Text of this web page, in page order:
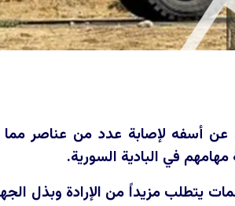
أسفه لإصابة عدد من عناصر مما
مهامهم في البادية السورية.
يتطلب مزيداً من الإرادة وبذل